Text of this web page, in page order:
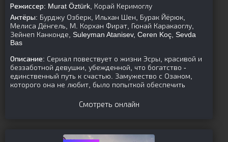
Режиссер: Murat Öztürk, Корай Керимоглу
Актёры: Бурджу Озберк, Ильхан Шен, Бурак Йёрюк,
Мелиса Дёнгель, М. Корхан Фират, Гюнай Каракаоглу,
Зейнеп Канконде, Suleyman Atanisev, Ceren Koç, Sevda
Bas
Описание: Сериал повествует о жизни Эсры, красивой и
беззаботной девушки, убежденной, что богатство -
единственный путь к счастью. Замужество с Озаном,
которого она не любит, было попыткой обеспечить
Смотреть онлайн